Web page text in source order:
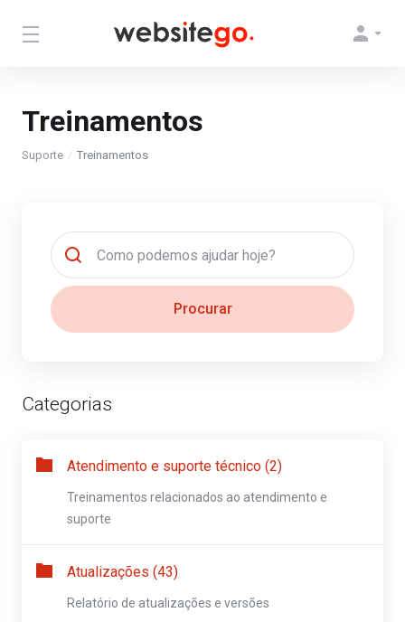
Treinamentos
Suporte Treinamentos
Procurar
Categorias
Atendimento e suporte técnico (2)
Treinamentos relacionados ao atendimento e
suporte
Atualizações (43)
Relatório de atualizações e versões